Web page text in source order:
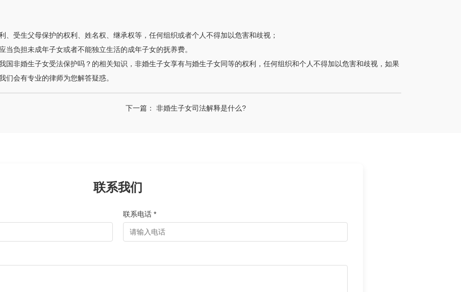
、受生父母保护的权利、姓名权、继承权等，任何组织或者个人不得加以危害和歧视；
当负担未成年子女或者不能独立生活的成年子女的抚养费。
国非婚生子女受法保护吗？的相关知识，非婚生子女享有与婚生子女同等的权利，任何组织和个人不得加以危害和歧视，如果
会有专业的律师为您解答疑惑。
下一篇： 非婚生子女司法解释是什么?
联系我们
联系电话 *